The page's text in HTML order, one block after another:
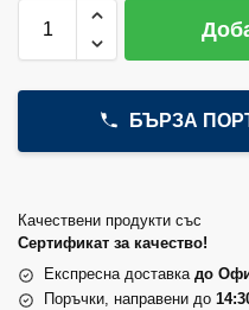
БЪРЗА
Качествени продукти със
Сертификат за качество!
Експресна доставка до
Поръчки, направени до